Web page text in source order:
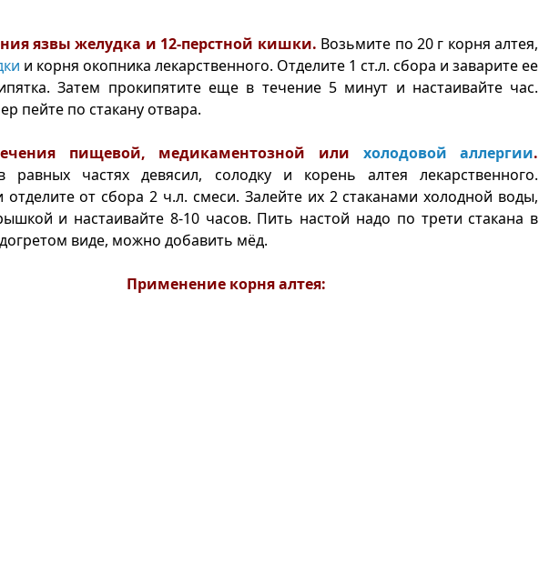
язвы желудка и 12-перстной кишки. Возьмите по 20 г корня алтея,
и корня окопника лекарственного. Отделите 1 ст.л. сбора и заварите ее
Затем прокипятите еще в течение 5 минут и настаивайте час.
пейте по стакану отвара.
пищевой, медикаментозной или холодовой аллергии.
равных частях девясил, солодку и корень алтея лекарственного.
от сбора 2 ч.л. смеси. Залейте их 2 стаканами холодной воды,
и настаивайте 8-10 часов. Пить настой надо по трети стакана в
виде, можно добавить мёд.
Применение корня алтея: